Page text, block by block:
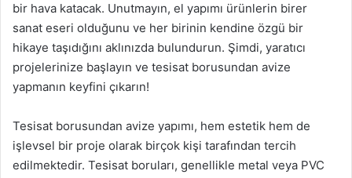
bir hava katacak. Unutmayın, el yapımı ürünlerin birer
sanat eseri olduğunu ve her birinin kendine özgü bir
hikaye taşıdığını aklınızda bulundurun. Şimdi, yaratıcı
projelerinize başlayın ve tesisat borusundan avize
yapmanın keyfini çıkarın!
Tesisat borusundan avize yapımı, hem estetik hem de
işlevsel bir proje olarak birçok kişi tarafından tercih
edilmektedir. Tesisat boruları, genellikle metal veya PVC